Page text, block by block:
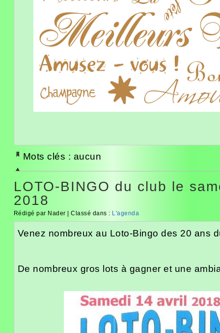
Mots clés : aucun
LOTO-BINGO du club le
2018
Rédigé par Nader | Classé dans : L'agenda
Venez nombreux au Loto-Bingo des 20 ans
De nombreux gros lots à gagner et une